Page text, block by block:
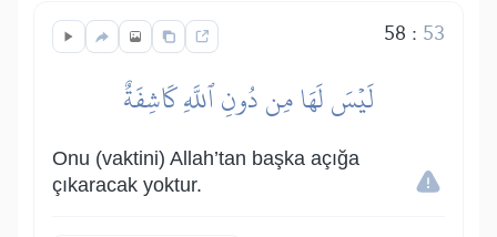
58 : 53
لَيۡسَ لَهَا مِن دُونِ ٱللَّهِ كَاشِفَةٌ
Onu (vaktini) Allah’tan başka açığa
çıkaracak yoktur.